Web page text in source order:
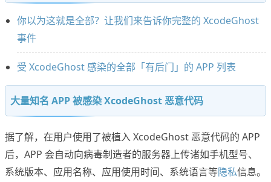
你以为这就是全部？让我们来告诉你完整的 XcodeGhost
事件
受 XcodeGhost 感染的全部「有后门」的 APP 列表
大量知名 APP 被感染 XcodeGhost 恶意代码
据了解，在用户使用了被植入 XcodeGhost 恶意代码的 APP
后，APP 会自动向病毒制造者的服务器上传诸如手机型号、
系统版本、应用名称、应用使用时间、系统语言等隐私信息。